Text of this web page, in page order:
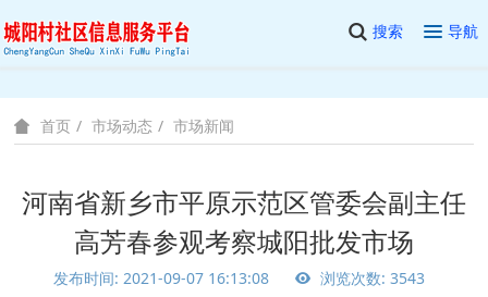
搜索 导航
首页 市场动态 市场新闻
河南省新乡市平原示范区管委会副主任
高芳春参观考察城阳批发市场
发布时间: 2021-09-07 16:13:08 浏览次数: 3543